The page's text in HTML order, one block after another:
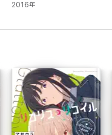
2016年